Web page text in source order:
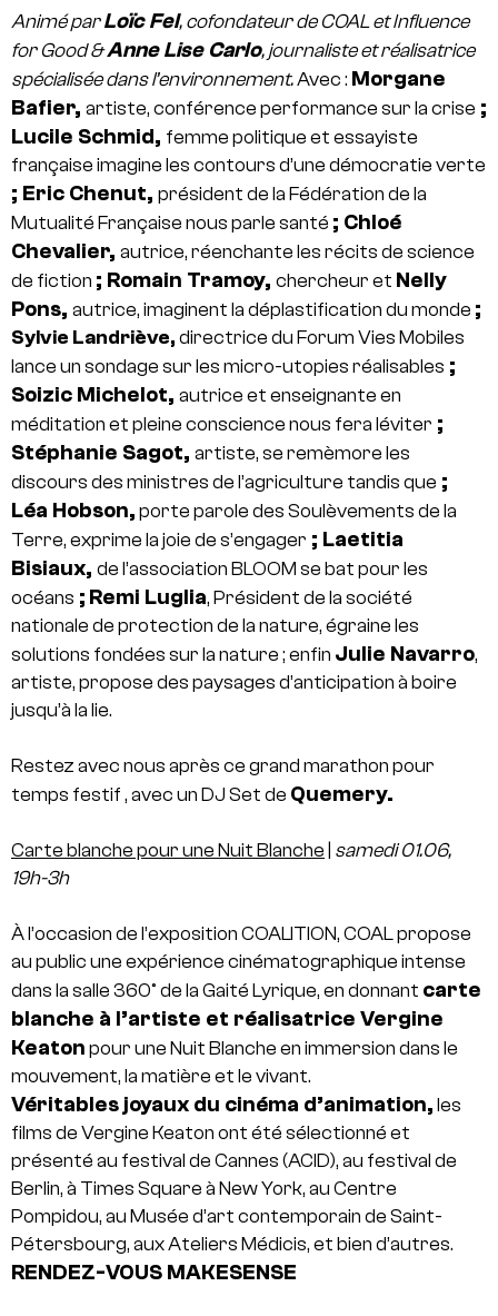
Animé parLoïc Fel, cofondateur de COAL et Influence
for Good &Anne Lise Carlo, journaliste et réalisatrice
spécialisée dans l’environnement.Avec : Morgane
Bafier, artiste, conférence performance sur la crise ;
Lucile Schmid, femme politique et essayiste
française imagine les contours d’une démocratie verte
; Eric Chenut, président de la Fédération de la
Mutualité Française nous parle santé ; Chloé
Chevalier, autrice, réenchante les récits de science
de fiction ; Romain Tramoy, chercheur et Nelly
Pons, autrice, imaginent la déplastification du monde ;
Sylvie Landriève, directrice du Forum Vies Mobiles
lance un sondage sur les micro-utopies réalisables ;
Soizic Michelot, autrice et enseignante en
méditation et pleine conscience nous fera léviter ;
Stéphanie Sagot, artiste, se remèmore les
discours des ministres de l’agriculture tandis que ;
Léa Hobson, porte parole des Soulèvements de la
Terre, exprime la joie de s’engager ; Laetitia
Bisiaux, de l’association BLOOM se bat pour les
océans ; Remi Luglia, Président de la société
nationale de protection de la nature, égraine les
solutions fondées sur la nature ; enfin Julie Navarro,
artiste, propose des paysages d’anticipation à boire
jusqu’à la lie.
Restez avec nous après ce grand marathon pour
temps festif , avec un DJ Set de Quemery.
Carte blanche pour une Nuit Blanche | samedi 01.06,
19h-3h
À l’occasion de l’exposition COALITION, COAL propose
au public une expérience cinématographique intense
dans la salle 360° de la Gaité Lyrique, en donnant carte
blanche à l’artiste et réalisatrice Vergine
Keaton pour une Nuit Blanche en immersion dans le
mouvement, la matière et le vivant.
Véritables joyaux du cinéma d’animation, les
films de Vergine Keaton ont été sélectionné et
présenté au festival de Cannes (ACID), au festival de
Berlin, à Times Square à New York, au Centre
Pompidou, au Musée d’art contemporain de Saint-
Pétersbourg, aux Ateliers Médicis, et bien d’autres.
RENDEZ-VOUS MAKESENSE